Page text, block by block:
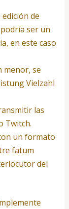
de
ser un
en este caso
menor, se
Vielzahl
las
Twitch.
un formato
fatum
del